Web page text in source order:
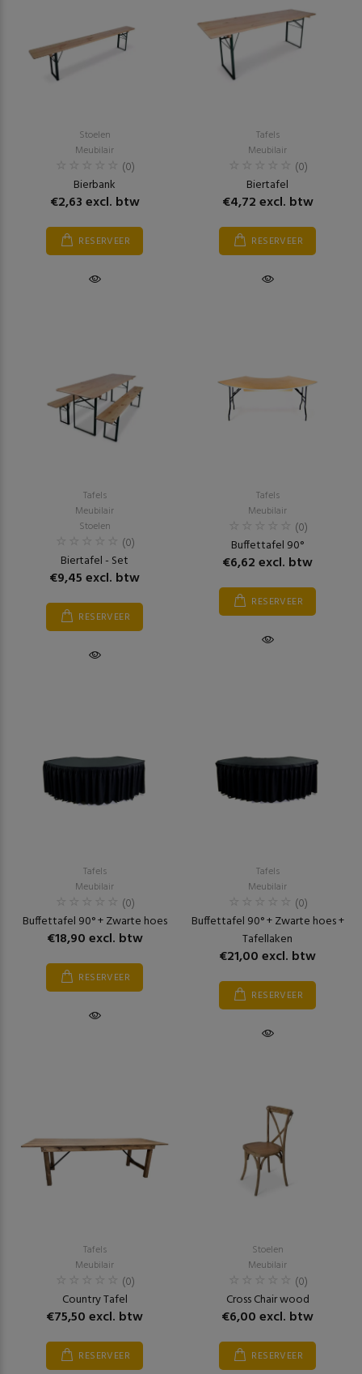
Stoelen
Meubilair
(0)
Bierbank
€2,63 excl. btw
RESERVEER
Tafels
Meubilair
(0)
Biertafel
€4,72 excl. btw
RESERVEER
Tafels
Meubilair
Stoelen
(0)
Biertafel - Set
€9,45 excl. btw
RESERVEER
Tafels
Meubilair
(0)
Buffettafel 90°
€6,62 excl. btw
RESERVEER
Tafels
Meubilair
(0)
Buffettafel 90° + Zwarte hoes
€18,90 excl. btw
RESERVEER
Tafels
Meubilair
(0)
Buffettafel 90° + Zwarte hoes +
Tafellaken
€21,00 excl. btw
RESERVEER
Tafels
Meubilair
(0)
Country Tafel
€75,50 excl. btw
RESERVEER
Stoelen
Meubilair
(0)
Cross Chair wood
€6,00 excl. btw
RESERVEER